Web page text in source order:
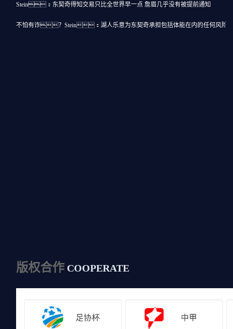
Stein：东契奇得知交易只比全世界早一点 詹眉几乎没有被提前通知
不怕有诈？Stein：湖人乐意为东契奇承担包括体能在内的任何风险
版权合作 COOPERATE